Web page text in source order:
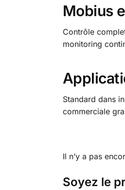
Mobius
Contrôle
monitoring
Standard dans
commerciale
Il n’y a pas
Soyez le